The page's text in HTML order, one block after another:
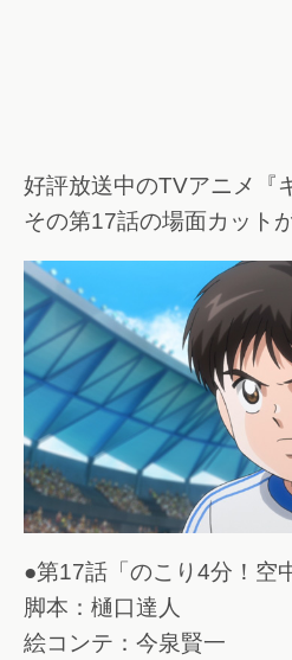
好評放送中のTVアニメ『
その第17話の場面カット
●第17話「のこり4分！空
脚本：樋口達人
絵コンテ：今泉賢一